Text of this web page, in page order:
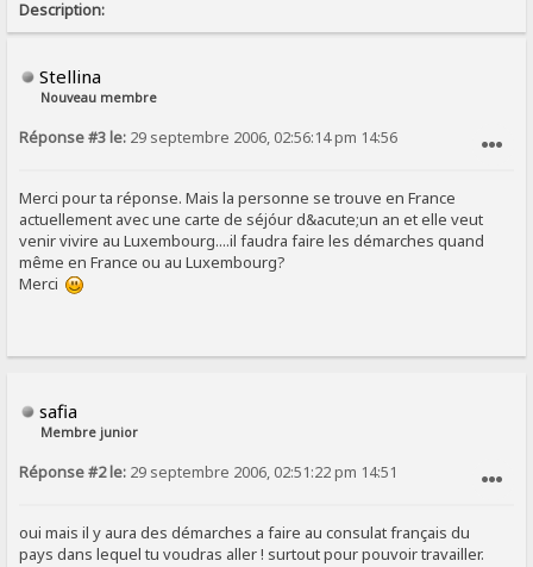
Description:
Stellina
Nouveau membre
Réponse #3 le: 29 septembre 2006, 02:56:14 pm 14:56
Merci pour ta réponse. Mais la personne se trouve en France
actuellement avec une carte de séjóur d&acute;un an et elle veut
venir vivire au Luxembourg....il faudra faire les démarches quand
même en France ou au Luxembourg?
Merci
safia
Membre junior
Réponse #2 le: 29 septembre 2006, 02:51:22 pm 14:51
oui mais il y aura des démarches a faire au consulat français du
pays dans lequel tu voudras aller ! surtout pour pouvoir travailler.